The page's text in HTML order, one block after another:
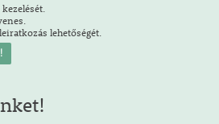
lehetőségét.